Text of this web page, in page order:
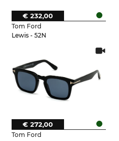
Tom Ford
Lewis - 52N
€ 232,00
Tom Ford
€ 272,00